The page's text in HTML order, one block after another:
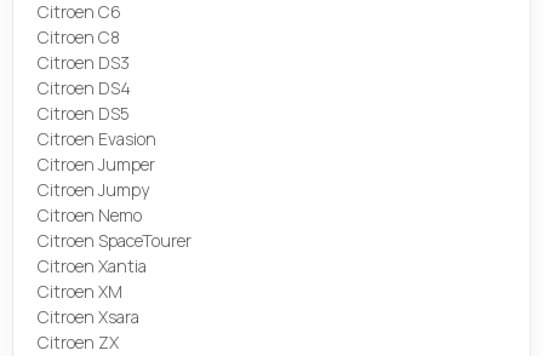
Citroen C6
Citroen C8
Citroen DS3
Citroen DS4
Citroen DS5
Citroen Evasion
Citroen Jumper
Citroen Jumpy
Citroen Nemo
Citroen SpaceTourer
Citroen Xantia
Citroen XM
Citroen Xsara
Citroen ZX